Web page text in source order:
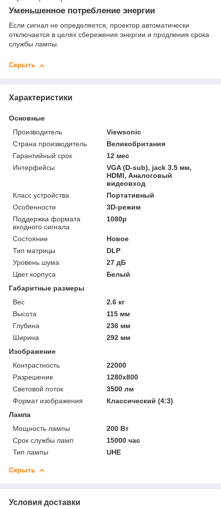
Уменьшенное потребление энергии
Если сигнал не определяется, проектор автоматически
отключается в целях сбережения энергии и продления срока
службы лампы.
Скрыть
Характеристики
Основные
Производитель
Viewsonic
Страна производитель
Великобритания
Гарантийный срок
12 мес
Интерфейсы
VGA (D-sub), jack 3.5 мм,
HDMI, Аналоговый
видеовход
Класс устройства
Портативный
Особенности
3D-режим
Поддержка формата
входного сигнала
1080p
Состояние
Новое
Тип матрицы
DLP
Уровень шума
27 дБ
Цвет корпуса
Белый
Габаритные размеры
Вес
2.6 кг
Высота
115 мм
Глубина
236 мм
Ширина
292 мм
Изображение
Контрастность
22000
Разрешение
1280x800
Световой поток
3500 лм
Формат изображения
Классический (4:3)
Лампа
Мощность лампы
200 Вт
Срок службы ламп
15000 час
Тип лампы
UHE
Скрыть
Условия доставки